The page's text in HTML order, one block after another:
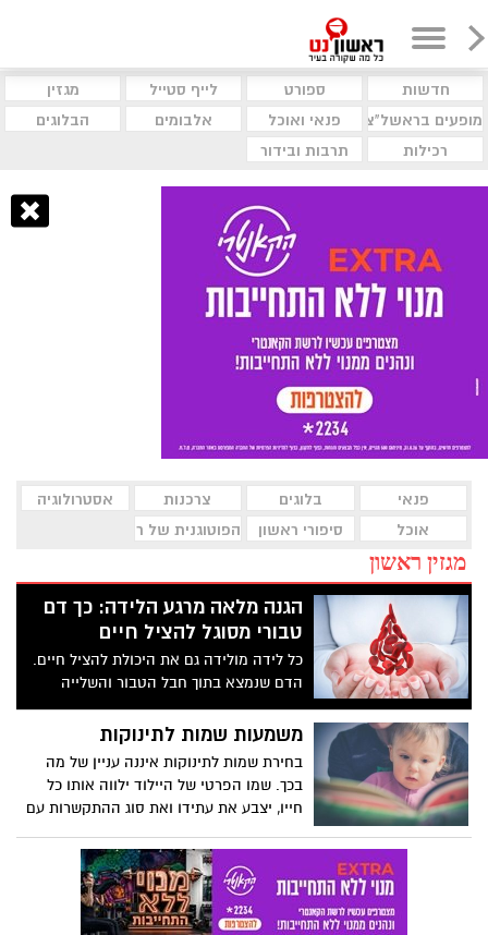
חדשות ספורט לייף סטייל
מגזין
מופעים בראשל"צ
פנאי ואוכל אלבומים
הבלוגים
רכילות
תרבות ובידור
פנאי בלוגים צרכנות
אסטרולוגיה
אוכל
סיפורי ראשון הפוטוגנית של ראשון לציון
מגזין ראשון
הגנה מלאה מרגע הלידה: כך דם
טבורי מסוגל להציל חיים
כל לידה מולידה גם את היכולת להציל חיים.
הדם שנמצא בתוך חבל הטבור והשלייה
התגלה כבר לפני שנים כמקור לתאי גזע
איכותיים, שיוכלו לעזור בעתיד במידת הצורך
מחלה קשה. למעלה מ-40,000 טיפולים בדם
טבורי בוצעו בישראל ובעולם ואמנם מדובר
במעין "ביטוח" שלא בהכרח יהיה בו צורך, אך
במידה וכן – מדובר במאגר קריטי שאין לו
משמעות שמות לתינוקות
בחירת שמות לתינוקות איננה עניין של מה
בכך. שמו הפרטי של היילוד ילווה אותו כל
חייו, יצבע את עתידו ואת סוג ההתקשרות עם
של מתן שמות שהם חסרי משמעות ושורשים,
דוגמת השם מיאל או אפילו לני שצוברים
תאוצה בשנים האחרונות. לצד מגמה זו אנו
עדים גם להתחזקות מגמה נוספת של בחירת